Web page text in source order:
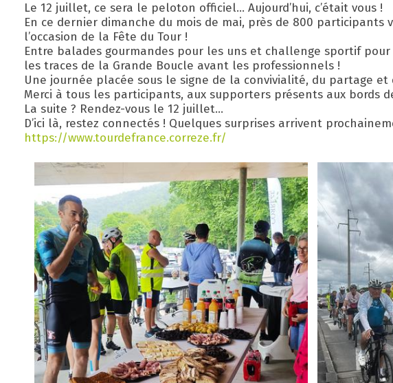
Le 12 juillet, ce sera le peloton officiel... Aujourd’hui, c’était vous !
En ce dernier dimanche du mois de mai, près de 800 participants
l’occasion de la Fête du Tour !
Entre balades gourmandes pour les uns et challenge sportif
les traces de la Grande Boucle avant les professionnels !
Une journée placée sous le signe de la convivialité, du partage
Merci à tous les participants, aux supporters présents aux bords
La suite ? Rendez-vous le 12 juillet...
D’ici là, restez connectés ! Quelques surprises arrivent
https://www.tourdefrance.correze.fr/